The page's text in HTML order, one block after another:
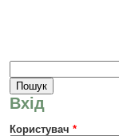
Вхід
Користувач*